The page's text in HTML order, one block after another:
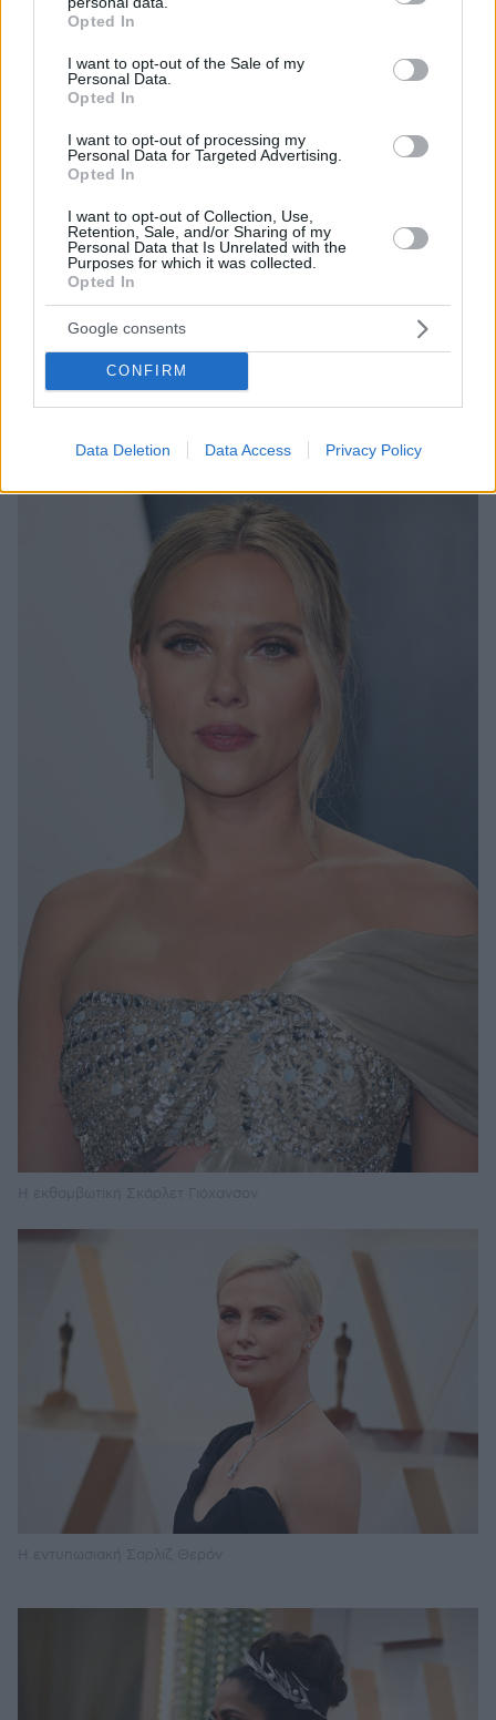
grant or deny consent to Google and its third-party tags to
use your data for below specified purposes in below Google
consent section.
Opted In
I want to opt-out of the Sale of my
Personal Data.
Opted In
I want to opt-out of processing my
Personal Data for Targeted Advertising.
Opted In
I want to opt-out of Collection, Use,
Retention, Sale, and/or Sharing of my
Personal Data that Is Unrelated with the
Purposes for which it was collected.
Opted In
Google consents
CONFIRM
Data Deletion Data Access Privacy Policy
ξυρισμένο λουκ αυτή τη φορά, αλλά και ο Λεονάρντο
Ντι Κάπριο ο οποίος δεν προλάβαινε να μοιράζει
χαμόγελα στους θαυμαστές του.
Η Ρενέ Ζελβέγκερ ποζάρει με το αγαλματάκι